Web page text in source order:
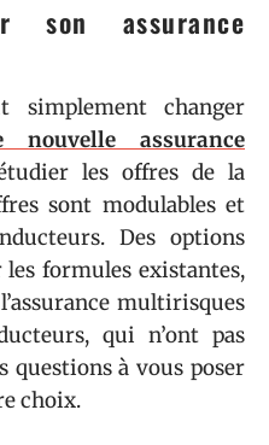
son assurance
simplement changer
nouvelle assurance
les offres de la
sont modulables et
Des options
formules existantes,
multirisques
qui n’ont pas
questions à vous poser
choix.